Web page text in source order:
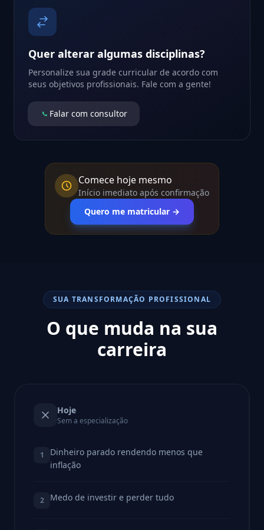
Quer alterar algumas disciplinas?
Personalize sua grade curricular de acordo com
seus objetivos profissionais. Fale com a gente!
Falar com consultor
Comece hoje mesmo
Início imediato após confirmação
Quero me matricular →
SUA TRANSFORMAÇÃO PROFISSIONAL
O que muda na sua
carreira
Hoje
Sem a especialização
1
Dinheiro parado rendendo menos que
inflação
2 Medo de investir e perder tudo